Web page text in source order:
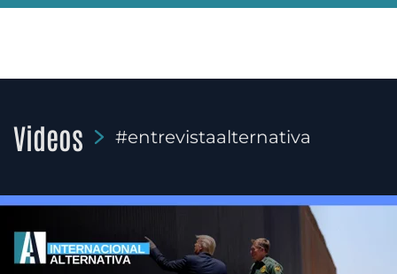
Videos #entrevistaalternativa